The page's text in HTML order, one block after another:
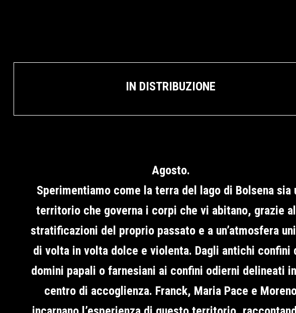
IN DISTRIBUZIONE
Agosto.
Sperimentiamo come la terra del lago di Bolsena sia
territorio che governa i corpi che vi abitano, grazie
stratificazioni del proprio passato e a un’atmosfera
di volta in volta dolce e violenta. Dagli antichi confini
domini papali o farnesiani ai confini odierni delineati
centro di accoglienza. Franck, Maria Pace e